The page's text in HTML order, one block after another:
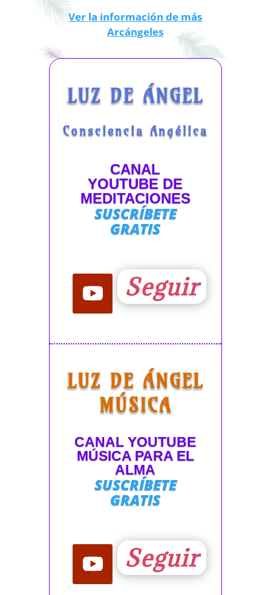
Ver la información de más
Arcángeles
LUZ DE ÁNGEL
Consciencia Angélica
CANAL
YOUTUBE DE
MEDITACIONES
SUSCRÍBETE
GRATIS
Seguir
LUZ DE ÁNGEL
MÚSICA
CANAL YOUTUBE
MÚSICA PARA EL
ALMA
SUSCRÍBETE
GRATIS
Seguir